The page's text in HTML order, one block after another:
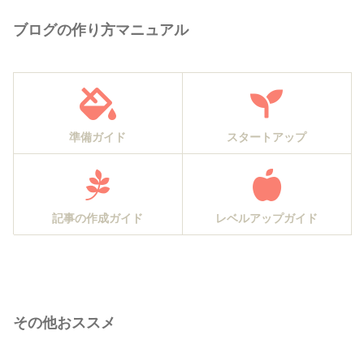
ブログの作り方マニュアル
準備ガイド スタートアップ
記事の作成ガイド レベルアップガイド
その他おススメ